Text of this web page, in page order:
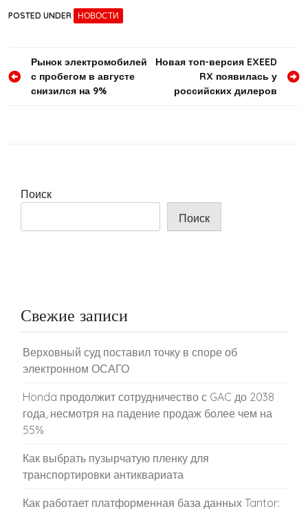
POSTED UNDER НОВОСТИ
Навигация
по
Рынок электромобилей
с пробегом в августе
снизился на 9%
Новая топ-версия EXEED
RX появилась у
российских дилеров
Поиск
Поиск
Свежие записи
Верховный суд поставил точку в споре об
электронном ОСАГО
Honda продолжит сотрудничество с GAC до 2038
года, несмотря на падение продаж более чем на
55%
Как выбрать пузырчатую пленку для
транспортировки антиквариата
Как работает платформенная база данных Tantor: